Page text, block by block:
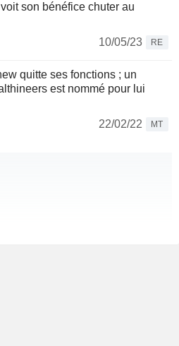
son bénéfice chuter au
10/05/23
RE
quitte ses fonctions ; un
est nommé pour lui
22/02/22
MT